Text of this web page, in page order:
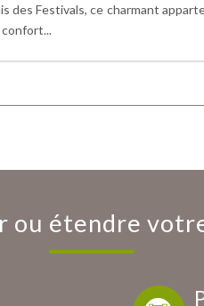
des Festivals, ce charmant
confort...
ou étendre